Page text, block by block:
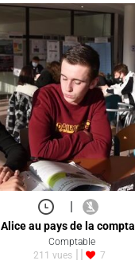
|
Alice au pays de la compta
Comptable
211 vues
7